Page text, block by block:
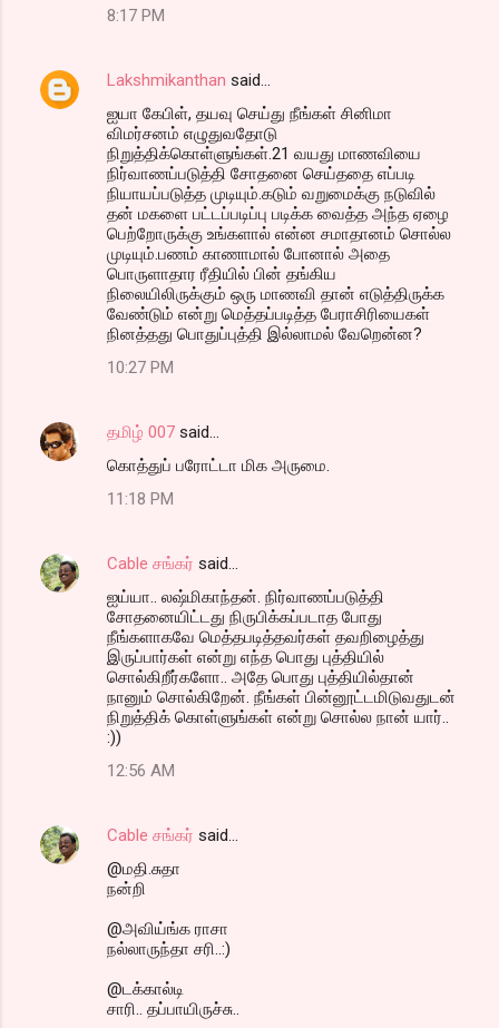
8:17 PM
Lakshmikanthan said…
ஐயா கேபிள், தயவு செய்து நீங்கள் சினிமா
விமர்சனம் எழுதுவதோடு
நிறுத்திக்கொள்ளுங்கள்.21 வயது மாணவியை
நிர்வாணப்படுத்தி சோதனை செய்ததை எப்படி
நியாயப்படுத்த முடியும்.கடும் வறுமைக்கு நடுவில்
தன் மகளை பட்டப்படிப்பு படிக்க வைத்த அந்த ஏழை
பெற்றோருக்கு உங்களால் என்ன சமாதானம் சொல்ல
முடியும்.பணம் காணாமால் போனால் அதை
பொருளாதார ரீதியில் பின் தங்கிய
நிலையிலிருக்கும் ஒரு மாணவி தான் எடுத்திருக்க
வேண்டும் என்று மெத்தப்படித்த பேராசிரியைகள்
நினத்தது பொதுப்புத்தி இல்லாமல் வேறென்ன?
10:27 PM
தமிழ் 007 said…
கொத்துப் பரோட்டா மிக அருமை.
11:18 PM
Cable சங்கர் said…
ஐய்யா.. லஷ்மிகாந்தன். நிர்வாணப்படுத்தி
சோதனையிட்டது நிருபிக்கப்படாத போது
நீங்களாகவே மெத்தபடித்தவர்கள் தவறிழைத்து
இருப்பார்கள் என்று எந்த பொது புத்தியில்
சொல்கிறீர்களோ.. அதே பொது புத்தியில்தான்
நானும் சொல்கிறேன். நீங்கள் பின்னூட்டமிடுவதுடன்
நிறுத்திக் கொள்ளுங்கள் என்று சொல்ல நான் யார்..
:))
12:56 AM
Cable சங்கர் said…
@மதி.சுதா
நன்றி
@அவிய்ங்க ராசா
நல்லாருந்தா சரி..:)
@டக்கால்டி
சாரி.. தப்பாயிருச்சு..